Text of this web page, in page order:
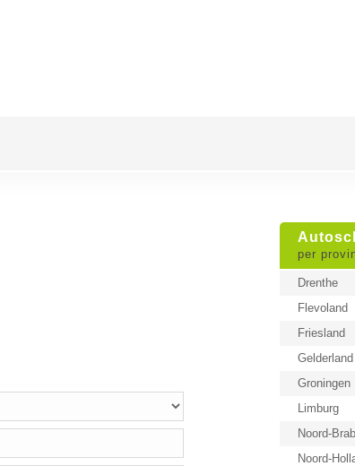
per
Drenthe
Flevoland
Friesland
Gelderland
Groningen
Limburg
Noord-
Noord-